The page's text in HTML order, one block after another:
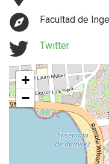
Facultad de
Twitter
+
−